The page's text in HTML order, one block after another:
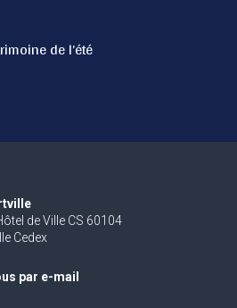
de l’été
de Ville CS 60104
Cedex
par e-mail